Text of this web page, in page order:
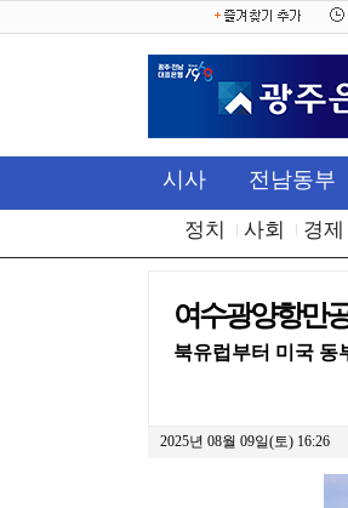
시사 전남동부
정치 사회 경제
여수광양항만
북유럽부터 미국 동
2025년 08월 09일(토) 16:26